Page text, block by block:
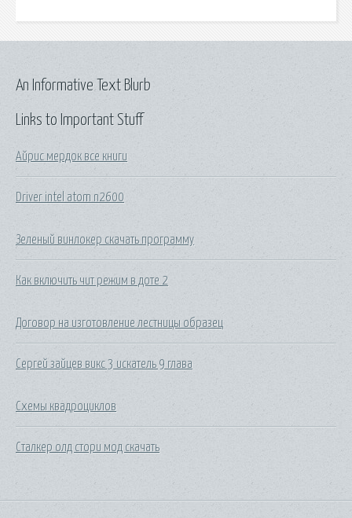
Links to Important Stuff
Айрис мердок все книги
Driver intel atom n2600
Зеленый винлокер скачать программу
Как включить чит режим в доте 2
Договор на изготовление лестницы образец
Сергей зайцев викс 3 искатель 9 глава
Схемы квадроциклов
Сталкер олд стори мод скачать
An Informative Text Blurb